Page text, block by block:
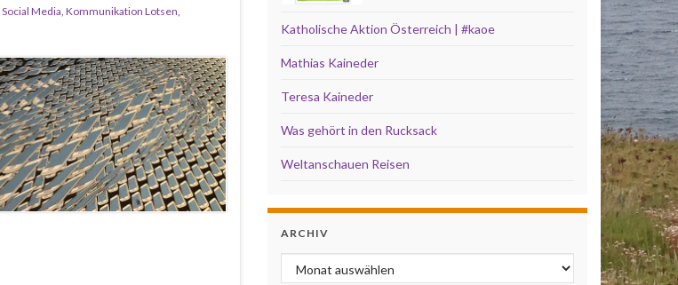
Social Media, Kommunikation Lotsen,
Katholische Aktion Österreich | #kaoe
Mathias Kaineder
Teresa Kaineder
Was gehört in den Rucksack
Weltanschauen Reisen
ARCHIV
Archiv